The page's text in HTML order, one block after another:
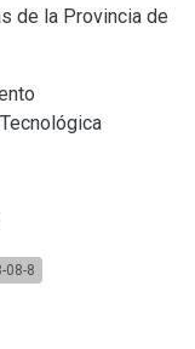
de la Provincia de
08-8